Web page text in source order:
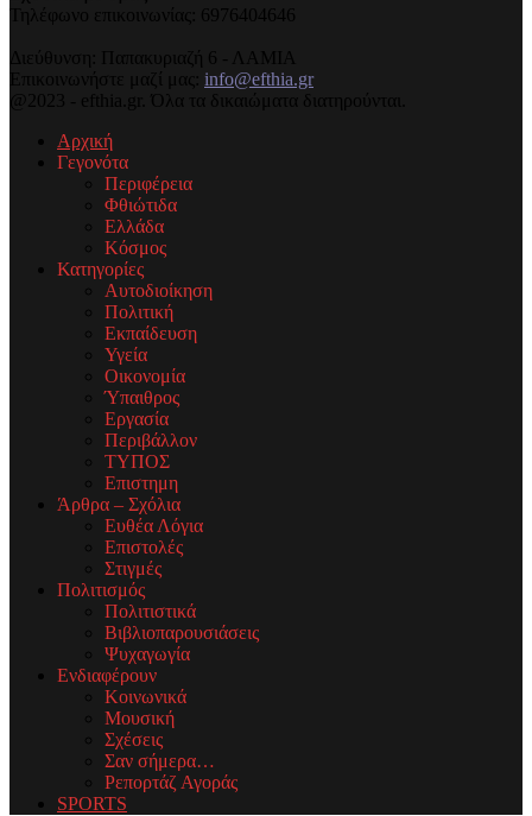
Τηλέφωνo επικοινωνίας: 6976404646
Διεύθυνση: Παπακυριαζή 6 - ΛΑΜΙΑ
Επικοινωνήστε μαζί μας: info@efthia.gr
@2023 - efthia.gr. Όλα τα δικαιώματα διατηρούνται.
Αρχική
Γεγονότα
Περιφέρεια
Φθιώτιδα
Ελλάδα
Κόσμος
Κατηγορίες
Αυτοδιοίκηση
Πολιτική
Εκπαίδευση
Υγεία
Οικονομία
Ύπαιθρος
Εργασία
Περιβάλλον
ΤΥΠΟΣ
Επιστημη
Άρθρα – Σχόλια
Ευθέα Λόγια
Επιστολές
Στιγμές
Πολιτισμός
Πολιτιστικά
Βιβλιοπαρουσιάσεις
Ψυχαγωγία
Ενδιαφέρουν
Κοινωνικά
Μουσική
Σχέσεις
Σαν σήμερα…
Ρεπορτάζ Αγοράς
SPORTS